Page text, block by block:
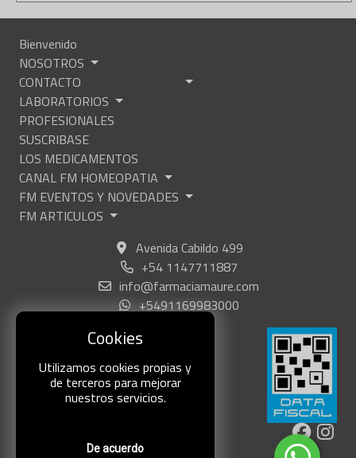
Cookies
Utilizamos cookies propias y
de terceros para mejorar
nuestros servicios.
De acuerdo
Bienvenido
NOSOTROS
CONTACTO
LABORATORIOS
PROFESIONALES
SUSCRIBASE
LOS MEDICAMENTOS
CANAL FM HOMEOPATIA
FM EVENTOS Y NOVEDADES
FM ARTICULOS
Avenida Cabildo 499
+54 1147711887
info@farmaciamaure.com
+5491169983000